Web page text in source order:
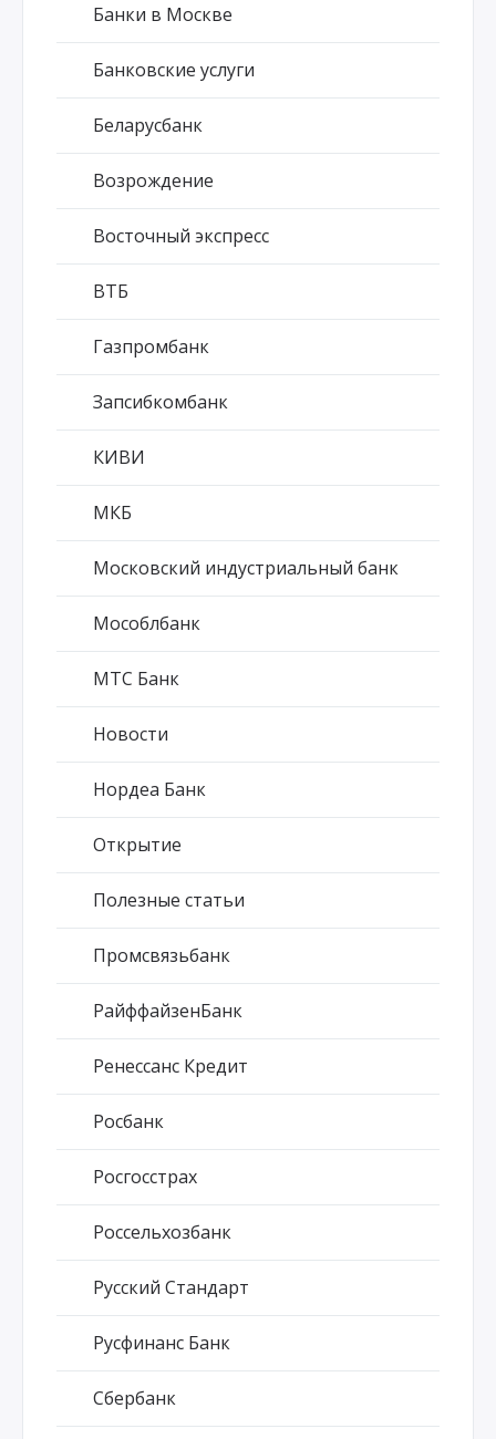
Банки в Москве
Банковские услуги
Беларусбанк
Возрождение
Восточный экспресс
ВТБ
Газпромбанк
Запсибкомбанк
КИВИ
МКБ
Московский индустриальный банк
Мособлбанк
МТС Банк
Новости
Нордеа Банк
Открытие
Полезные статьи
Промсвязьбанк
РайффайзенБанк
Ренессанс Кредит
Росбанк
Росгосстрах
Россельхозбанк
Русский Стандарт
Русфинанс Банк
Сбербанк